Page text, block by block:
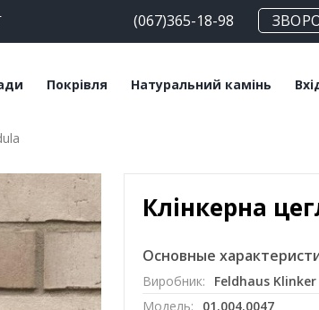
(067)365-18-98
клінкерна
ручного
клінкерна
ручного
Покрівля
Керамічна черепиця
Мансардні вікна
Софіти
Натуральний камінь
Травертин
Мармур
Клінкерна
Основные
Виробник:
Feldhaus Klinker
Модель:
01.004.0047